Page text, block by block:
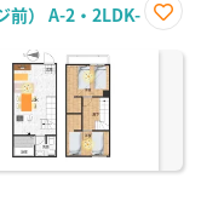
前） A-2・2LDK-
に入